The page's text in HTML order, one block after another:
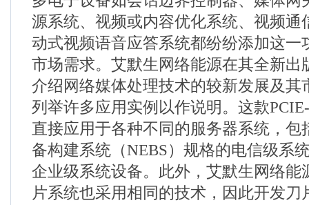
源系统、视频或内容优化系统、视频通
动式视频语音应答系统都纷纷添加这一
市场需求。艾默生网络能源在其全新出
介绍网络媒体处理技术的较新发展及其
列举许多应用实例以作说明。这款
直接应用于各种不同的服务器系统，包
备构建系统（NEBS）规格的电信级系
企业级系统设备。此外，艾默生网络能
片系统也采用相同的技术，因此开发刀